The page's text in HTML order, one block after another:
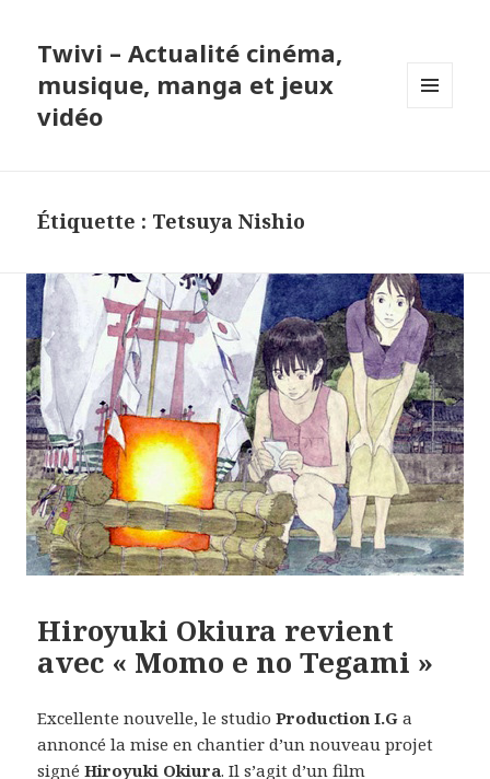
Twivi – Actualité cinéma,
musique, manga et jeux
vidéo
Étiquette : Tetsuya Nishio
Hiroyuki Okiura revient
avec « Momo e no Tegami »
Excellente nouvelle, le studioProduction I.G a
annoncé la mise en chantier d’un nouveau projet
signéHiroyuki Okiura. Il s’agit d’un film